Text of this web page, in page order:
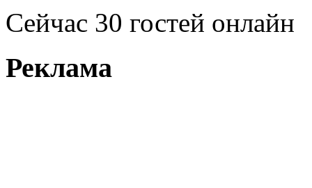
Сейчас 30 гостей онлайн
Реклама